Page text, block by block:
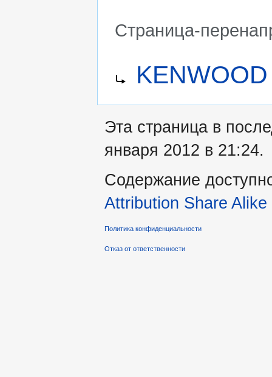
Страница-
навигации
поиску
Эта страница в
января 2012 в 21:24.
Содержание
Attribution Share Alike
Политика конфиденциальности
Отказ от ответственности